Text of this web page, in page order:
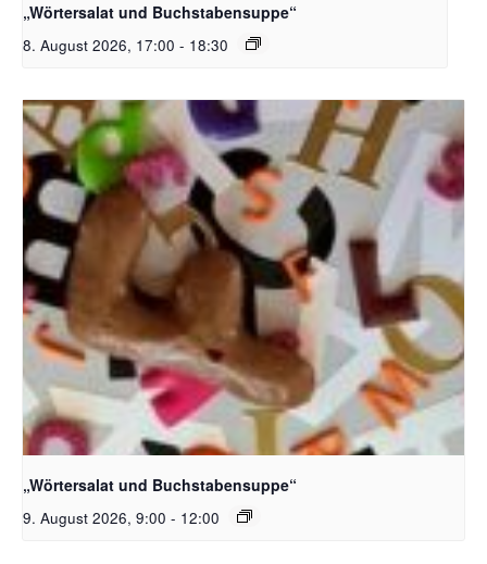
„Wörtersalat und Buchstabensuppe“
8. August 2026, 17:00 - 18:30
Bildquelle_ Pixabay Free_Christoph Meinersmann
„Wörtersalat und Buchstabensuppe“
9. August 2026, 9:00 - 12:00